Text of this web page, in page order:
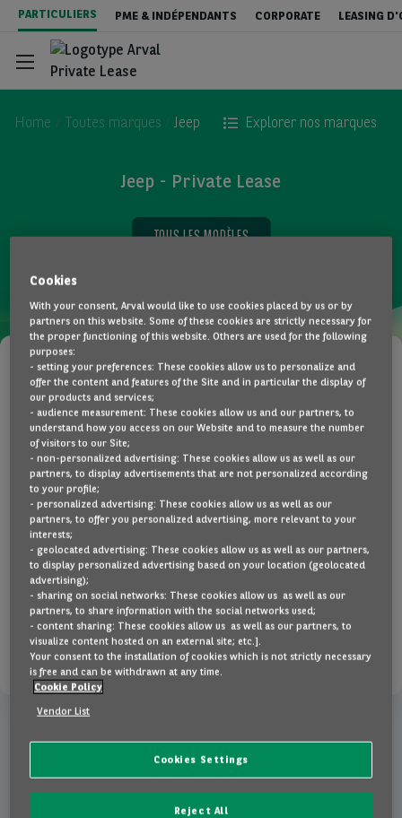
Aller
contenu
principal
PARTICULIERS PME & INDÉPENDANTS CORPORATE LEASING
Configurateur
Services inclus
Tout sur le Private Lease
Leasing ou achat ?
FAQ
Contact
NL EN
Home Toutes marques Jeep Explorer nos marques
Jeep - Private Lease
TOUS LES MODÈLES
Désolé, il n'y a pas d'offres disponibles
pour cette marque
Nous n'avons plus d'offres disponibles pour cette
marque en ce moment. Découvrez les autres offres
de notre catalogue ou appelez-nous pour plus
d'information.
DÉCOUVREZ NOS OFFRES
Pourquoi opter pour Arval Private
Cookies
With your consent, Arval would like to use cookies placed by us or by
partners on this website. Some of these cookies are strictly necessary for
the proper functioning of this website. Others are used for the following
purposes:
- setting your preferences: These cookies allow us to personalize and
offer the content and features of the Site and in particular the display of
our products and services;
- audience measurement: These cookies allow us and our partners, to
understand how you access on our Website and to measure the number
of visitors to our Site;
- non-personalized advertising: These cookies allow us as well as our
partners, to display advertisements that are not personalized according
to your profile;
- personalized advertising: These cookies allow us as well as our
partners, to offer you personalized advertising, more relevant to your
interests;
- geolocated advertising: These cookies allow us as well as our partners,
to display personalized advertising based on your location (geolocated
advertising);
- sharing on social networks: These cookies allow us as well as our
partners, to share information with the social networks used;
- content sharing: These cookies allow us as well as our partners, to
visualize content hosted on an external site; etc.].
Your consent to the installation of cookies which is not strictly necessary
is free and can be withdrawn at any time.
Cookie Policy
Vendor List
Cookies Settings
Reject All